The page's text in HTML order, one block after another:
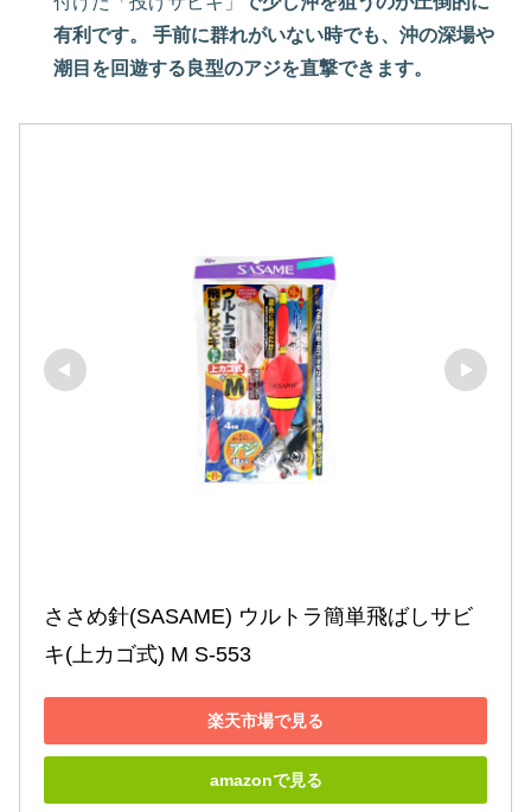
有利です。 手前に群れがいない時でも、沖の深場や
潮目を回遊する良型のアジを直撃できます。
ささめ針(SASAME) ウルトラ簡単飛ばしサビ
キ(上カゴ式) M S-553
楽天市場で見る
amazonで見る